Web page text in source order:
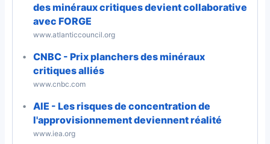
des minéraux critiques devient collaborative
avec FORGE
www.atlanticcouncil.org
CNBC - Prix planchers des minéraux
critiques alliés
www.cnbc.com
AIE - Les risques de concentration de
l'approvisionnement deviennent réalité
www.iea.org